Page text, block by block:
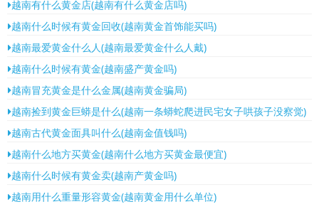
越南有什么黄金店(越南有什么黄金店吗)
越南什么时候有黄金回收(越南黄金首饰能买吗)
越南最爱黄金什么人(越南最爱黄金什么人戴)
越南什么时候有黄金(越南盛产黄金吗)
越南冒充黄金是什么金属(越南黄金骗局)
越南捡到黄金巨蟒是什么(越南一条蟒蛇爬进民宅女子哄孩子没察觉)
越南古代黄金面具叫什么(越南金值钱吗)
越南什么地方买黄金(越南什么地方买黄金最便宜)
越南什么时候有黄金卖(越南产黄金吗)
越南用什么重量形容黄金(越南黄金用什么单位)